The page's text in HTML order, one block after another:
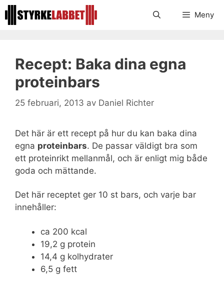
Hoppa
till
Meny
Recept: Baka dina egna
proteinbars
25 februari, 2013 av Daniel Richter
Det här är ett recept på hur du kan baka dina
egna proteinbars. De passar väldigt bra som
ett proteinrikt mellanmål, och är enligt mig både
goda och mättande.
Det här receptet ger 10 st bars, och varje bar
innehåller:
ca 200 kcal
19,2 g protein
14,4 g kolhydrater
6,5 g fett